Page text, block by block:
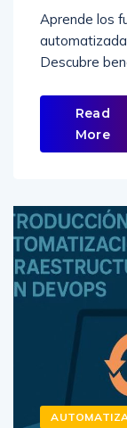
Aprende los
Descubre
Read
More